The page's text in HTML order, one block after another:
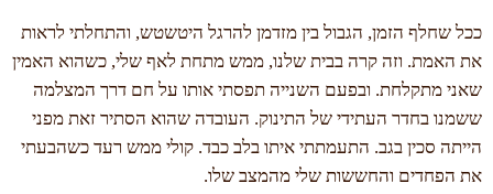
ככל שחלף הזמן, הגבול בין מזדמן להרגל היטשטש, והתחלתי לראות
את האמת. וזה קרה בבית שלנו, ממש מתחת לאף שלי, כשהוא האמין
שאני מתקלחת. ובפעם השנייה תפסתי אותו על חם דרך המצלמה
ששמנו בחדר העתידי של התינוק. העובדה שהוא הסתיר זאת מפני
הייתה סכין בגב. התעמתתי איתו בלב כבד. קולי ממש רעד כשהבעתי
את הפחדים והחששות שלי מהמצב שלו.